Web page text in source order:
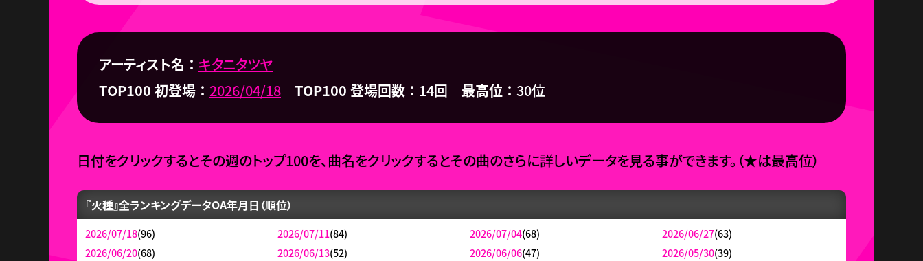
アーティスト名
キタニタツヤ
TOP100 初登場
2026/04/18 TOP100 登場回数 14回 最高位 30位
日付をクリックするとその週のトップ100を、曲名をクリックするとその曲のさらに詳しいデータを見る事ができます。 （★は最高位）
『火種』全ランキングデータOA年月日（順位）
2026/07/18(96) 2026/07/11(84) 2026/07/04(68) 2026/06/27(63)
2026/06/20(68) 2026/06/13(52) 2026/06/06(47) 2026/05/30(39)